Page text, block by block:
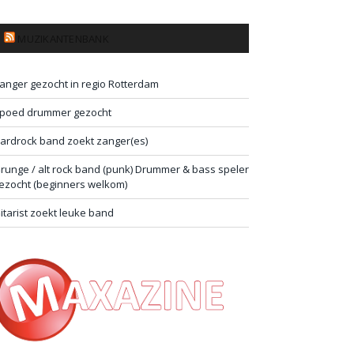
gezocht in regio Rotterdam
drummer gezocht
band zoekt zanger(es)
/ alt rock band (punk) Drummer & bass speler
(beginners welkom)
zoekt leuke band